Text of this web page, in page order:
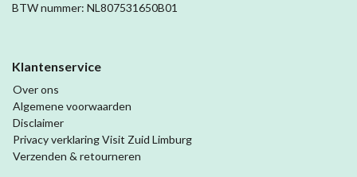
BTW nummer: NL807531650B01
Klantenservice
Over ons
Algemene voorwaarden
Disclaimer
Privacy verklaring Visit Zuid Limburg
Verzenden & retourneren